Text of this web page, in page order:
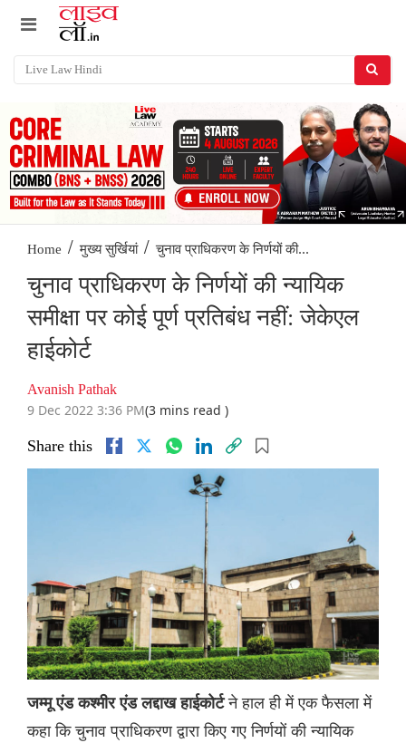
Home / मुख्य सुर्खियां / चुनाव प्राधिकरण के निर्णयों की...
चुनाव प्राधिकरण के निर्णयों की न्यायिक
समीक्षा पर कोई पूर्ण प्रतिबंध नहीं: जेकेएल
हाईकोर्ट
Avanish Pathak
9 Dec 2022 3:36 PM(3 mins read )
Share this
जम्मू एंड कश्मीर एंड लद्दाख हाईकोर्टने हाल ही में एक फैसला में
कहा कि चुनाव प्राधिकरण द्वारा किए गए निर्णयों की न्यायिक